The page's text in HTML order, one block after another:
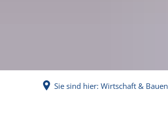
Sie sind hier: Wirtschaft & Bauen